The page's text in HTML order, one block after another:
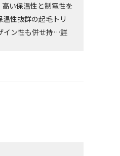
い保温性と制電性を
性抜群の起毛トリ
イン性も併せ持…詳